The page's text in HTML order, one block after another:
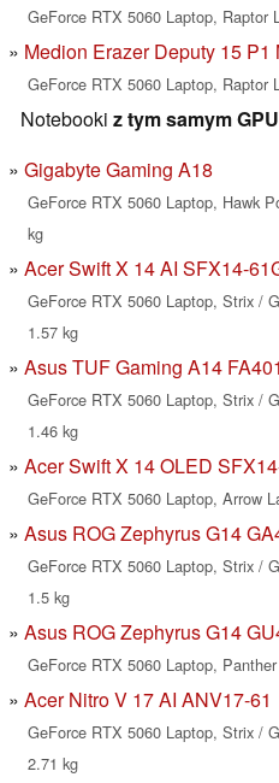
GeForce RTX 5060 Laptop, Raptor
Medion Erazer Deputy 15 P1
GeForce RTX 5060 Laptop, Raptor
Notebooki z tym samym GPU
Gigabyte Gaming A18
GeForce RTX 5060 Laptop, Hawk
kg
Acer Swift X 14 AI SFX14-
GeForce RTX 5060 Laptop, Strix /
1.57 kg
Asus TUF Gaming A14
GeForce RTX 5060 Laptop, Strix /
1.46 kg
Acer Swift X 14 OLED
GeForce RTX 5060 Laptop, Arrow
Asus ROG Zephyrus G14
GeForce RTX 5060 Laptop, Strix /
1.5 kg
Asus ROG Zephyrus G14
GeForce RTX 5060 Laptop,
Acer Nitro V 17 AI ANV17-61
GeForce RTX 5060 Laptop, Strix /
2.71 kg